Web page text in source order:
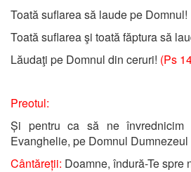
Toată suflarea să laude pe Domnul!
Toată suflarea şi toată făptura să
Lăudaţi pe Domnul din ceruri! (Ps
Preotul:
Și pentru ca să ne
Evanghelie, pe Domnul
Cântăreții: Doamne, îndură-Te spre